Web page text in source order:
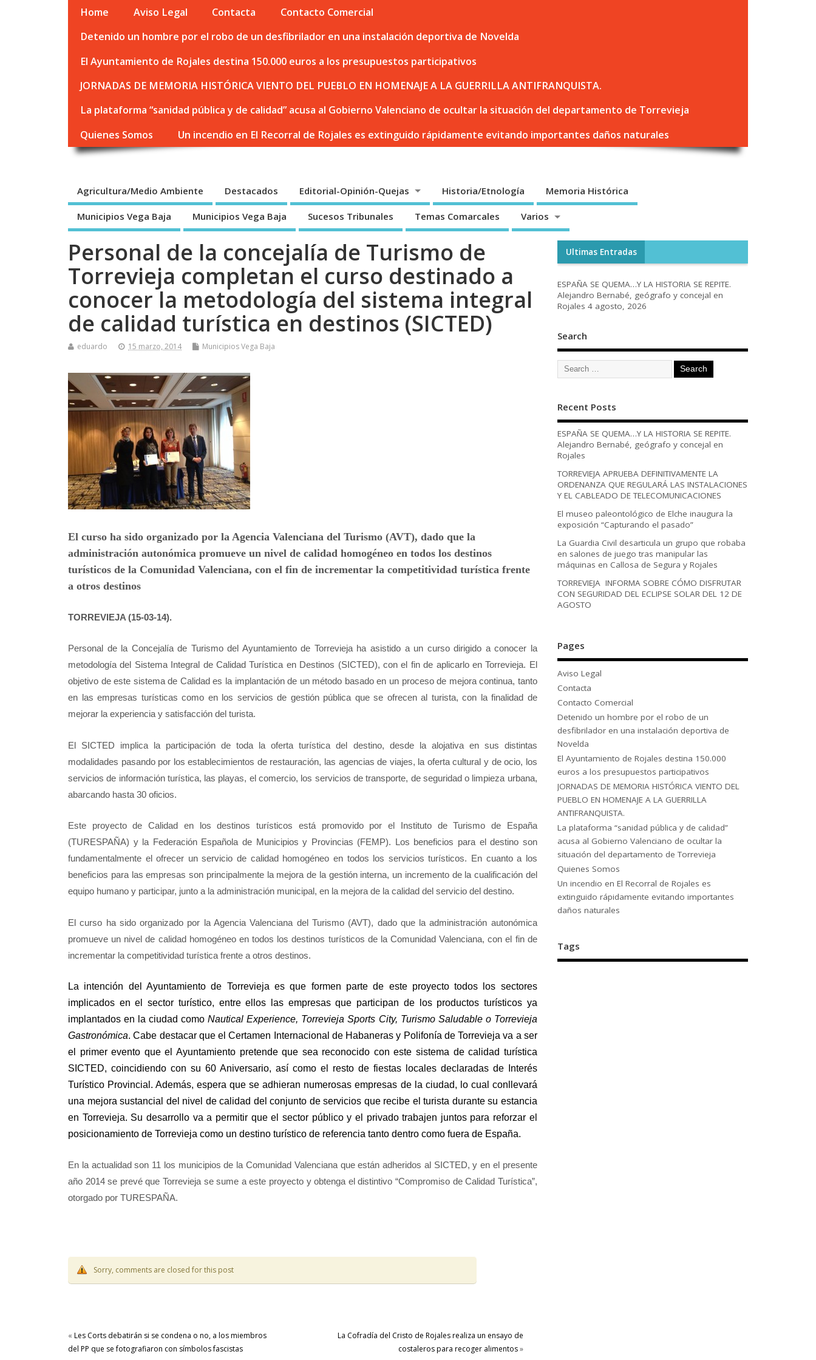
Home Aviso Legal Contacta
Contacto Comercial
Detenido un hombre por el robo de un desfibrilador en una instalación deportiva de Novelda
El Ayuntamiento de Rojales destina 150.000 euros a los presupuestos participativos
JORNADAS DE MEMORIA HISTÓRICA VIENTO DEL PUEBLO EN HOMENAJE A LA GUERRILLA ANTIFRANQUISTA.
La plataforma “sanidad pública y de calidad” acusa al Gobierno Valenciano de ocultar la situación del departamento de Torrevieja
Quienes Somos
Un incendio en El Recorral de Rojales es extinguido rápidamente evitando importantes daños naturales
Agricultura/Medio Ambiente Destacados Editorial-Opinión-Quejas Historia/Etnología Memoria Histórica
Municipios Vega Baja Municipios Vega Baja Sucesos Tribunales Temas Comarcales Varios
Personal de la concejalía de Turismo de
Torrevieja completan el curso destinado a
conocer la metodología del sistema integral
de calidad turística en destinos (SICTED)
eduardo 15 marzo, 2014 Municipios Vega Baja
El curso ha sido organizado por la Agencia Valenciana del Turismo (AVT), dado que la
administración autonómica promueve un nivel de calidad homogéneo en todos los destinos
turísticos de la Comunidad Valenciana, con el fin de incrementar la competitividad turística frente
a otros destinos
TORREVIEJA (15-03-14).
Personal de la Concejalía de Turismo del Ayuntamiento de Torrevieja ha asistido a un curso dirigido a conocer la
metodología del Sistema Integral de Calidad Turística en Destinos (SICTED), con el fin de aplicarlo en Torrevieja. El
objetivo de este sistema de Calidad es la implantación de un método basado en un proceso de mejora continua, tanto
en las empresas turísticas como en los servicios de gestión pública que se ofrecen al turista, con la finalidad de
mejorar la experiencia y satisfacción del turista.
El SICTED implica la participación de toda la oferta turística del destino, desde la alojativa en sus distintas
modalidades pasando por los establecimientos de restauración, las agencias de viajes, la oferta cultural y de ocio, los
servicios de información turística, las playas, el comercio, los servicios de transporte, de seguridad o limpieza urbana,
abarcando hasta 30 oficios.
Este proyecto de Calidad en los destinos turísticos está promovido por el Instituto de Turismo de España
(TURESPAÑA) y la Federación Española de Municipios y Provincias (FEMP). Los beneficios para el destino son
fundamentalmente el ofrecer un servicio de calidad homogéneo en todos los servicios turísticos. En cuanto a los
beneficios para las empresas son principalmente la mejora de la gestión interna, un incremento de la cualificación del
equipo humano y participar, junto a la administración municipal, en la mejora de la calidad del servicio del destino.
El curso ha sido organizado por la Agencia Valenciana del Turismo (AVT), dado que la administración autonómica
promueve un nivel de calidad homogéneo en todos los destinos turísticos de la Comunidad Valenciana, con el fin de
incrementar la competitividad turística frente a otros destinos.
La intención del Ayuntamiento de Torrevieja es que formen parte de este proyecto todos los sectores
implicados en el sector turístico, entre ellos las empresas que participan de los productos turísticos ya
implantados en la ciudad comoNautical Experience, Torrevieja Sports City, Turismo Saludable o Torrevieja
Gastronómica. Cabe destacar que el Certamen Internacional de Habaneras y Polifonía de Torrevieja va a ser
el primer evento que el Ayuntamiento pretende que sea reconocido con este sistema de calidad turística
SICTED, coincidiendo con su 60 Aniversario, así como el resto de fiestas locales declaradas de Interés
Turístico Provincial. Además, espera que se adhieran numerosas empresas de la ciudad, lo cual conllevará
una mejora sustancial del nivel de calidad del conjunto de servicios que recibe el turista durante su estancia
en Torrevieja. Su desarrollo va a permitir que el sector público y el privado trabajen juntos para reforzar el
posicionamiento de Torrevieja como un destino turístico de referencia tanto dentro como fuera de España.
En la actualidad son 11 los municipios de la Comunidad Valenciana que están adheridos al SICTED, y en el presente
año 2014 se prevé que Torrevieja se sume a este proyecto y obtenga el distintivo “Compromiso de Calidad Turística”,
otorgado por TURESPAÑA.
Sorry, comments are closed for this post
« Les Corts debatirán si se condena o no, a los miembros
del PP que se fotografiaron con símbolos fascistas
La Cofradía del Cristo de Rojales realiza un ensayo de
costaleros para recoger alimentos»
Ultimas Entradas
ESPAÑA SE QUEMA…Y LA HISTORIA SE REPITE.
Alejandro Bernabé, geógrafo y concejal en
Rojales 4 agosto, 2026
Search
Recent Posts
ESPAÑA SE QUEMA…Y LA HISTORIA SE REPITE.
Alejandro Bernabé, geógrafo y concejal en
Rojales
TORREVIEJA APRUEBA DEFINITIVAMENTE LA
ORDENANZA QUE REGULARÁ LAS INSTALACIONES
Y EL CABLEADO DE TELECOMUNICACIONES
El museo paleontológico de Elche inaugura la
exposición “Capturando el pasado”
La Guardia Civil desarticula un grupo que robaba
en salones de juego tras manipular las
máquinas en Callosa de Segura y Rojales
TORREVIEJA INFORMA SOBRE CÓMO DISFRUTAR
CON SEGURIDAD DEL ECLIPSE SOLAR DEL 12 DE
AGOSTO
Pages
Aviso Legal
Contacta
Contacto Comercial
Detenido un hombre por el robo de un
desfibrilador en una instalación deportiva de
Novelda
El Ayuntamiento de Rojales destina 150.000
euros a los presupuestos participativos
JORNADAS DE MEMORIA HISTÓRICA VIENTO DEL
PUEBLO EN HOMENAJE A LA GUERRILLA
ANTIFRANQUISTA.
La plataforma “sanidad pública y de calidad”
acusa al Gobierno Valenciano de ocultar la
situación del departamento de Torrevieja
Quienes Somos
Un incendio en El Recorral de Rojales es
extinguido rápidamente evitando importantes
daños naturales
Tags